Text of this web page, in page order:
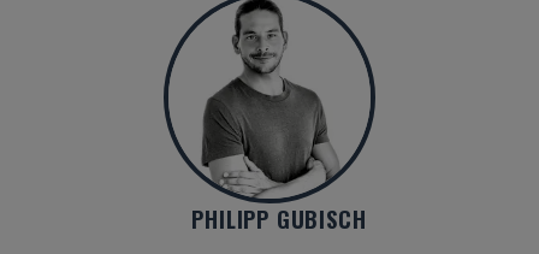
PHILIPP GUBISCH